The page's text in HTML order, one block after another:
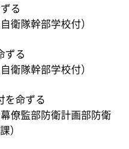
る
隊幹部学校付）
ずる
隊幹部学校付）
を命ずる
僚監部防衛計画部防衛
）